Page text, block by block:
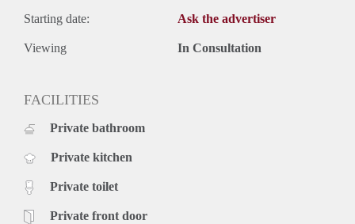
Starting date: Ask the advertiser
Viewing In Consultation
FACILITIES
Private bathroom
Private kitchen
Private toilet
Private front door